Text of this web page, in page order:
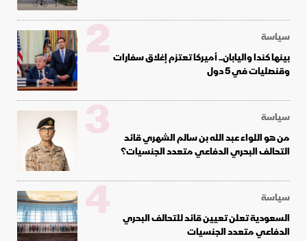
سياسة
بينها كندا واليابان.. أميركا تعتزم إغلاق سفارات
وقنصليات في 5 دول
2
سياسة
من هو اللواء عبد الله بن سالم الشهري قائد
التحالف البحري الدفاعي متعدد الجنسيات؟
3
سياسة
السعودية تعلن تعيين قائد للتحالف البحري
الدفاعي متعدد الجنسيات
4